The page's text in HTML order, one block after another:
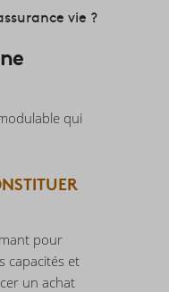
qui
pour
capacités et
un achat